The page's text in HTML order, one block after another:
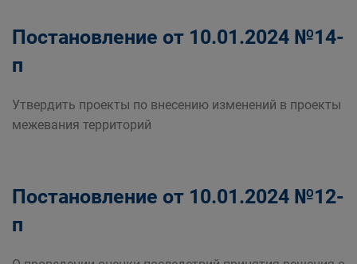
Постановление от 10.01.2024 №14-
п
Утвердить проекты по внесению изменений в проекты
межевания территорий
Постановление от 10.01.2024 №12-
п